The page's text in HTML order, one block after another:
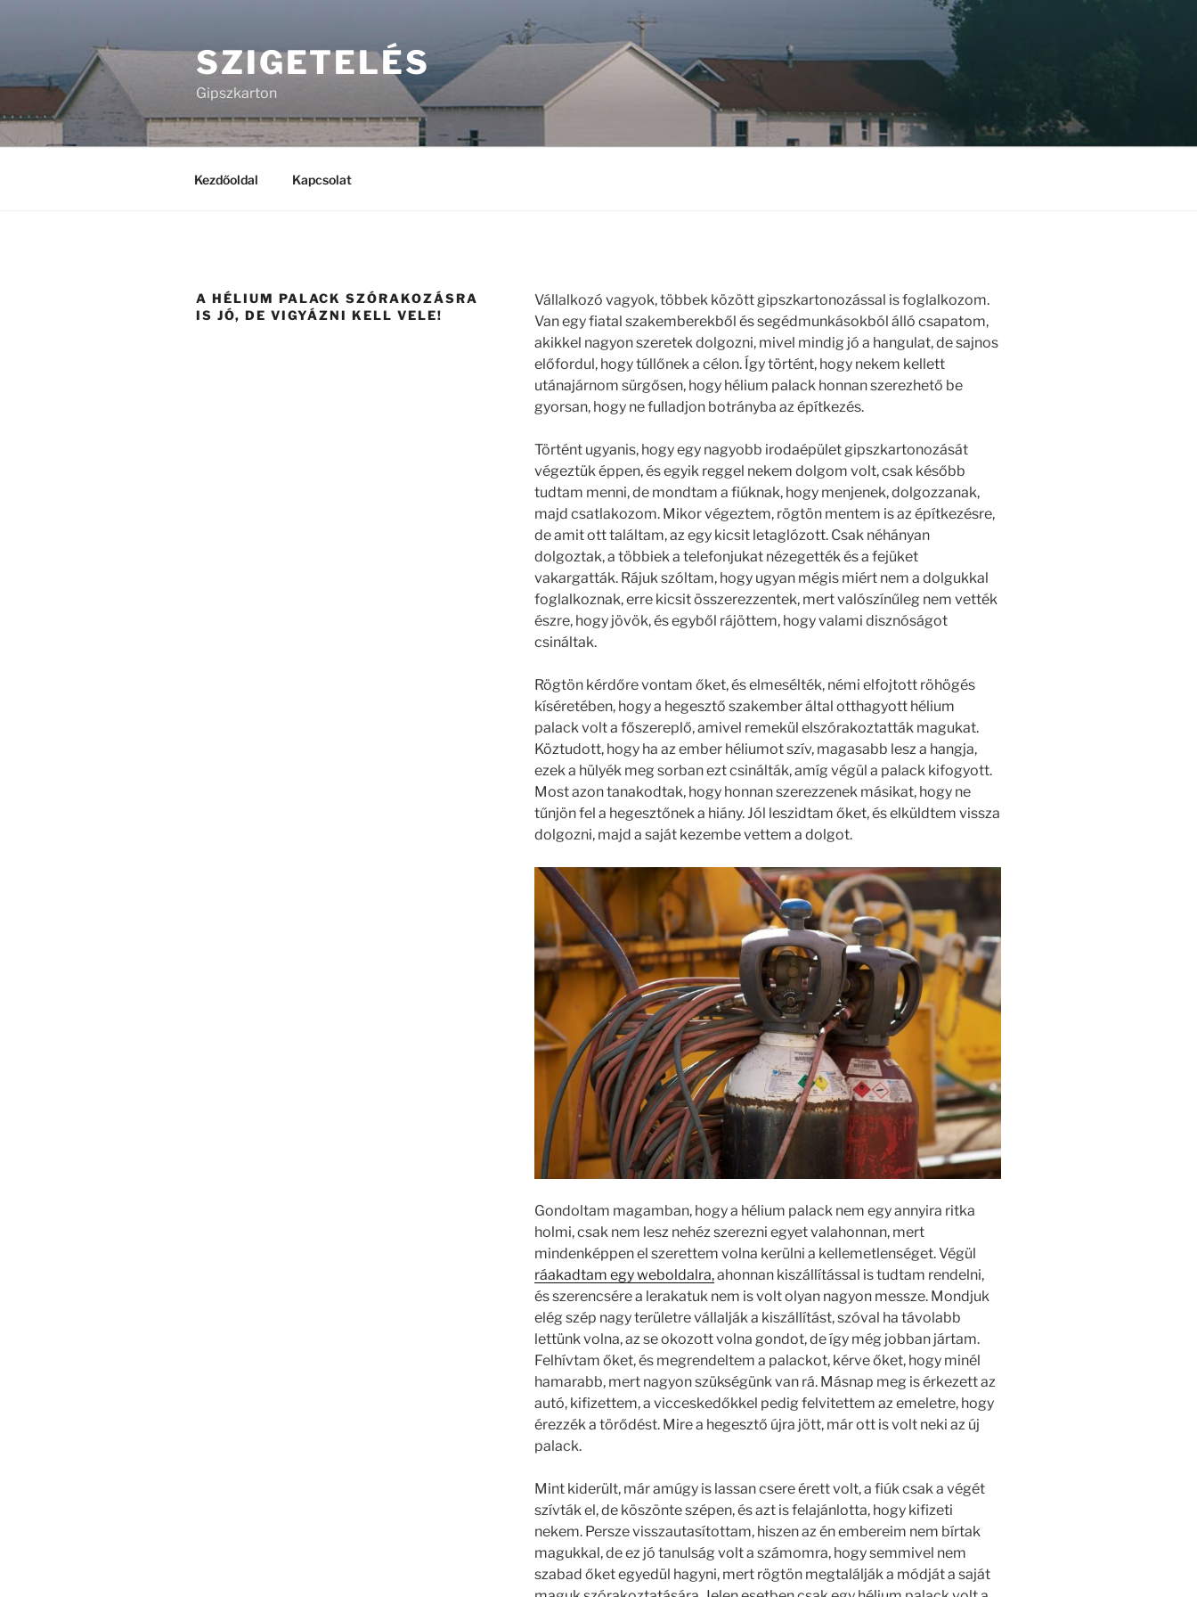
SZIGETELÉS
Gipszkarton
Kezdőoldal Kapcsolat
A HÉLIUM PALACK SZÓRAKOZÁSRA
IS JÓ, DE VIGYÁZNI KELL VELE!
Vállalkozó vagyok, többek között gipszkartonozással is foglalkozom.
Van egy fiatal szakemberekből és segédmunkásokból álló csapatom,
akikkel nagyon szeretek dolgozni, mivel mindig jó a hangulat, de sajnos
előfordul, hogy túllőnek a célon. Így történt, hogy nekem kellett
utánajárnom sürgősen, hogy hélium palack honnan szerezhető be
gyorsan, hogy ne fulladjon botrányba az építkezés.
Történt ugyanis, hogy egy nagyobb irodaépület gipszkartonozását
végeztük éppen, és egyik reggel nekem dolgom volt, csak később
tudtam menni, de mondtam a fiúknak, hogy menjenek, dolgozzanak,
majd csatlakozom. Mikor végeztem, rögtön mentem is az építkezésre,
de amit ott találtam, az egy kicsit letaglózott. Csak néhányan
dolgoztak, a többiek a telefonjukat nézegették és a fejüket
vakargatták. Rájuk szóltam, hogy ugyan mégis miért nem a dolgukkal
foglalkoznak, erre kicsit összerezzentek, mert valószínűleg nem vették
észre, hogy jövök, és egyből rájöttem, hogy valami disznóságot
csináltak.
Rögtön kérdőre vontam őket, és elmesélték, némi elfojtott röhögés
kíséretében, hogy a hegesztő szakember által otthagyott hélium
palack volt a főszereplő, amivel remekül elszórakoztatták magukat.
Köztudott, hogy ha az ember héliumot szív, magasabb lesz a hangja,
ezek a hülyék meg sorban ezt csinálták, amíg végül a palack kifogyott.
Most azon tanakodtak, hogy honnan szerezzenek másikat, hogy ne
tűnjön fel a hegesztőnek a hiány. Jól leszidtam őket, és elküldtem vissza
dolgozni, majd a saját kezembe vettem a dolgot.
Gondoltam magamban, hogy a hélium palack nem egy annyira ritka
holmi, csak nem lesz nehéz szerezni egyet valahonnan, mert
mindenképpen el szerettem volna kerülni a kellemetlenséget. Végül
ráakadtam egy weboldalra,ahonnan kiszállítással is tudtam rendelni,
és szerencsére a lerakatuk nem is volt olyan nagyon messze. Mondjuk
elég szép nagy területre vállalják a kiszállítást, szóval ha távolabb
lettünk volna, az se okozott volna gondot, de így még jobban jártam.
Felhívtam őket, és megrendeltem a palackot, kérve őket, hogy minél
hamarabb, mert nagyon szükségünk van rá. Másnap meg is érkezett az
autó, kifizettem, a vicceskedőkkel pedig felvitettem az emeletre, hogy
érezzék a törődést. Mire a hegesztő újra jött, már ott is volt neki az új
palack.
Mint kiderült, már amúgy is lassan csere érett volt, a fiúk csak a végét
szívták el, de köszönte szépen, és azt is felajánlotta, hogy kifizeti
nekem. Persze visszautasítottam, hiszen az én embereim nem bírtak
magukkal, de ez jó tanulság volt a számomra, hogy semmivel nem
szabad őket egyedül hagyni, mert rögtön megtalálják a módját a saját